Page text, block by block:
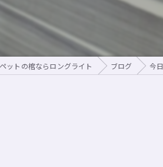
ペットの棺ならロングライト ブログ 今